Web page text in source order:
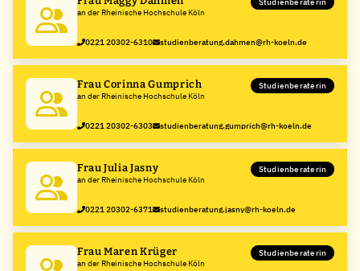
an der Rheinische Hochschule Köln
0221 20302-6310 studienberatung.dahmen@rh-koeln.de
Frau Corinna Gumprich
an der Rheinische Hochschule Köln
Studienberaterin
0221 20302-6303 studienberatung.gumprich@rh-koeln.de
Frau Julia Jasny
an der Rheinische Hochschule Köln
Studienberaterin
0221 20302-6371 studienberatung.jasny@rh-koeln.de
Frau Maren Krüger
an der Rheinische Hochschule Köln
Studienberaterin